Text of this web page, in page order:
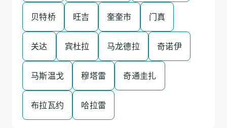
贝特桥 旺吉 奎奎市 门真
关达 宾杜拉 马龙德拉 奇诺伊
马斯温戈 穆塔雷 奇通圭扎
布拉瓦约 哈拉雷